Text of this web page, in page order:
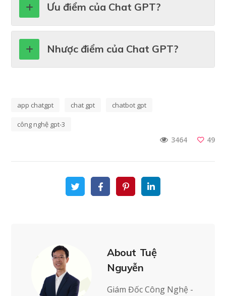
Ưu điểm của Chat GPT?
Nhược điểm của Chat GPT?
app chatgpt chat gpt chatbot gpt
công nghệ gpt-3
3464 49
About Tuệ
Nguyễn
Giám Đốc Công Nghệ -